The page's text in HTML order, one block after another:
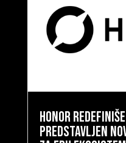
HONOR
predstavljen